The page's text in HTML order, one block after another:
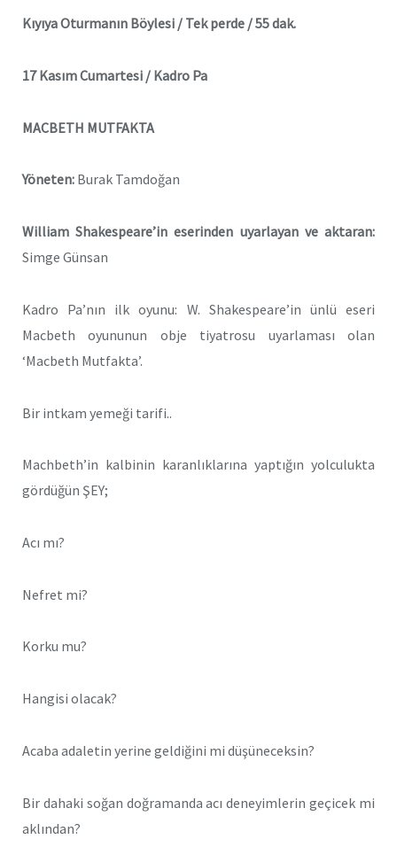
Kıyıya Oturmanın Böylesi / Tek perde / 55 dak.
17 Kasım Cumartesi / Kadro Pa
MACBETH MUTFAKTA
Yöneten: Burak Tamdoğan
William Shakespeare’in eserinden uyarlayan ve aktaran:
Simge Günsan
Kadro Pa’nın ilk oyunu: W. Shakespeare’in ünlü eseri
Macbeth oyununun obje tiyatrosu uyarlaması olan
‘Macbeth Mutfakta’.
Bir intkam yemeği tarifi..
Machbeth’in kalbinin karanlıklarına yaptığın yolculukta
gördüğün ŞEY;
Acı mı?
Nefret mi?
Korku mu?
Hangisi olacak?
Acaba adaletin yerine geldiğini mi düşüneceksin?
Bir dahaki soğan doğramanda acı deneyimlerin geçicek mi
aklından?